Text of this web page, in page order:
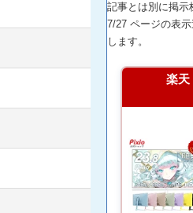
記事とは別に掲示
7/27 ページの表
します。
楽天